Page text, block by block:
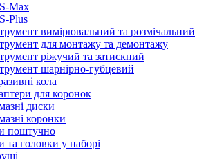
Max
Plus
вимірювальний та розмічальний
для монтажу та демонтажу
ріжучий та затискний
шарнірно-губцевий
кола
для коронок
диски
коронки
поштучно
та головки у наборі